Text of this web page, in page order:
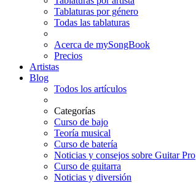
Tablaturas por género
Todas las tablaturas
Acerca de mySongBook
Precios
Artistas
Blog
Todos los artículos
Categorías
Curso de bajo
Teoría musical
Curso de batería
Noticias y consejos sobre Guitar Pro
Curso de guitarra
Noticias y diversión